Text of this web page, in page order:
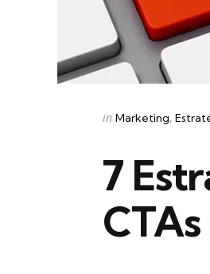
Categories
Posted
in Marketing
7